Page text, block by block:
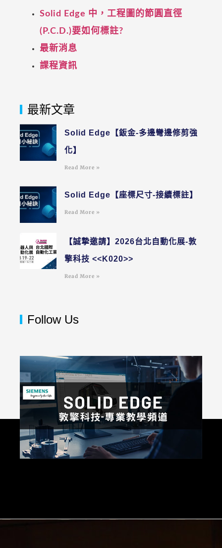
Solid Edge 中，工程圖的節圓直徑
(P.C.D.)要如何標註?
最新消息
課程資訊
最新文章
Solid Edge【鈑金-多邊彎邊修剪強
化】
Read More »
Solid Edge【座標尺寸-接續標註】
Read More »
【誠摯邀請】2026台北自動化展-敦
擎科技 <<K020>>
Read More »
Follow Us